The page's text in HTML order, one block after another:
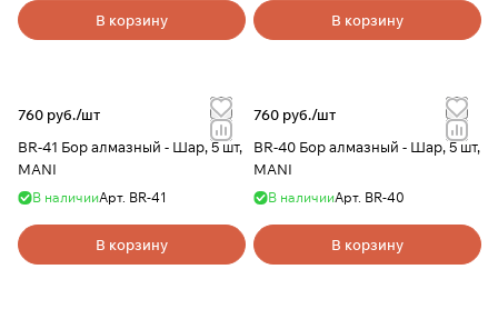
В корзину В корзину
760 руб./шт
BR-41 Бор алмазный - Шар, 5 шт,
MANI
В наличииАрт. BR-41
В корзину
760 руб./шт
BR-40 Бор алмазный - Шар, 5 шт,
MANI
В наличииАрт. BR-40
В корзину